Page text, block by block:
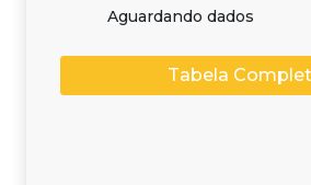
Aguardando dados
Tabela